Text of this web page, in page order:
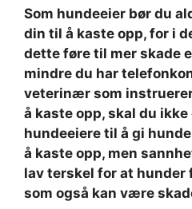
Som hundeeier bør du
din til å kaste opp, for i
dette føre til mer skade
mindre du har
veterinær som
å kaste opp, skal du
hundeeiere til å gi
å kaste opp, men
lav terskel for at
som også kan være